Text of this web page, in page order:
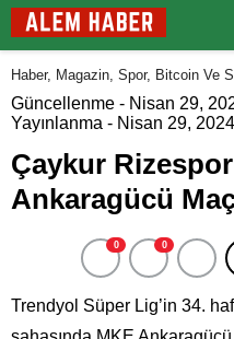
Haber, Magazin, Spor, Bitcoin Ve
Güncellenme - Nisan 29,
Yayınlanma - Nisan 29,
Çaykur
Ankaragücü
0 0
Trendyol Süper Lig’in 34.